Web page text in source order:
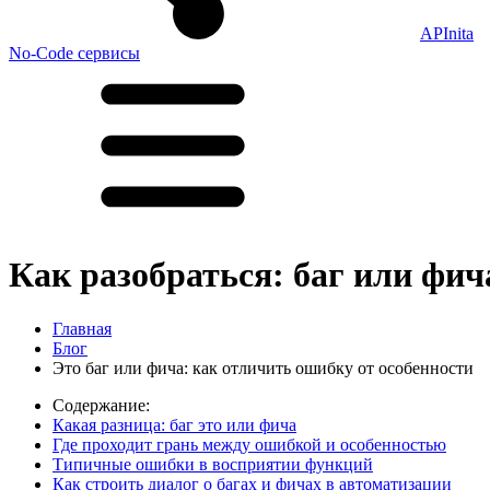
APInita
No-Code сервисы
Как разобраться: баг или
Главная
Блог
Это баг или фича: как отличить ошибку от особенности
Содержание:
Какая разница: баг это или фича
Где проходит грань между ошибкой и особенностью
Типичные ошибки в восприятии функций
Как строить диалог о багах и фичах в автоматизации